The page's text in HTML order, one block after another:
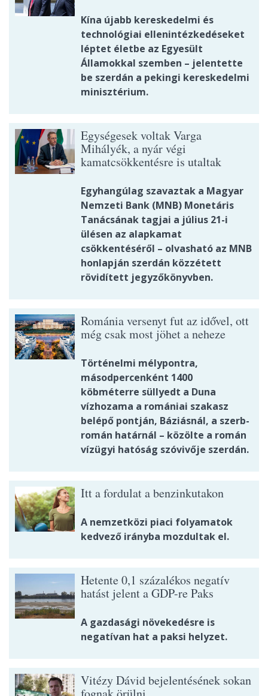
Kína újabb kereskedelmi és
technológiai ellenintézkedéseket
léptet életbe az Egyesült
Államokkal szemben – jelentette
be szerdán a pekingi kereskedelmi
minisztérium.
Egységesek voltak Varga
Mihályék, a nyár végi
kamatcsökkentésre is utaltak
Egyhangúlag szavaztak a Magyar
Nemzeti Bank (MNB) Monetáris
Tanácsának tagjai a július 21-i
ülésen az alapkamat
csökkentéséről – olvasható az MNB
honlapján szerdán közzétett
rövidített jegyzőkönyvben.
Románia versenyt fut az idővel, ott
még csak most jöhet a neheze
Történelmi mélypontra,
másodpercenként 1400
köbméterre süllyedt a Duna
vízhozama a romániai szakasz
belépő pontján, Báziásnál, a szerb-
román határnál – közölte a román
vízügyi hatóság szóvivője szerdán.
Itt a fordulat a benzinkutakon
A nemzetközi piaci folyamatok
kedvező irányba mozdultak el.
Hetente 0,1 százalékos negatív
hatást jelent a GDP-re Paks
A gazdasági növekedésre is
negatívan hat a paksi helyzet.
Vitézy Dávid bejelentésének sokan